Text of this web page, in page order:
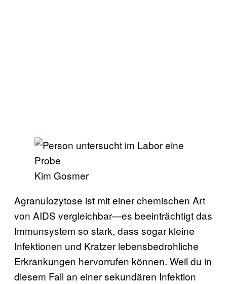
Kim Gosmer
Agranulozytose ist mit einer chemischen Art
von AIDS vergleichbar—es beeinträchtigt das
Immunsystem so stark, dass sogar kleine
Infektionen und Kratzer lebensbedrohliche
Erkrankungen hervorrufen können. Weil du in
diesem Fall an einer sekundären Infektion